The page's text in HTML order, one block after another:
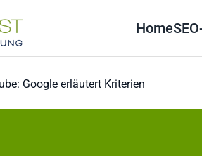
Home
Google erläutert Kriterien